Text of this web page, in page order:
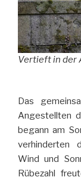
Vertieft in der
Das
Angestellten
begann am
verhinderten
Wind und
Rübezahl